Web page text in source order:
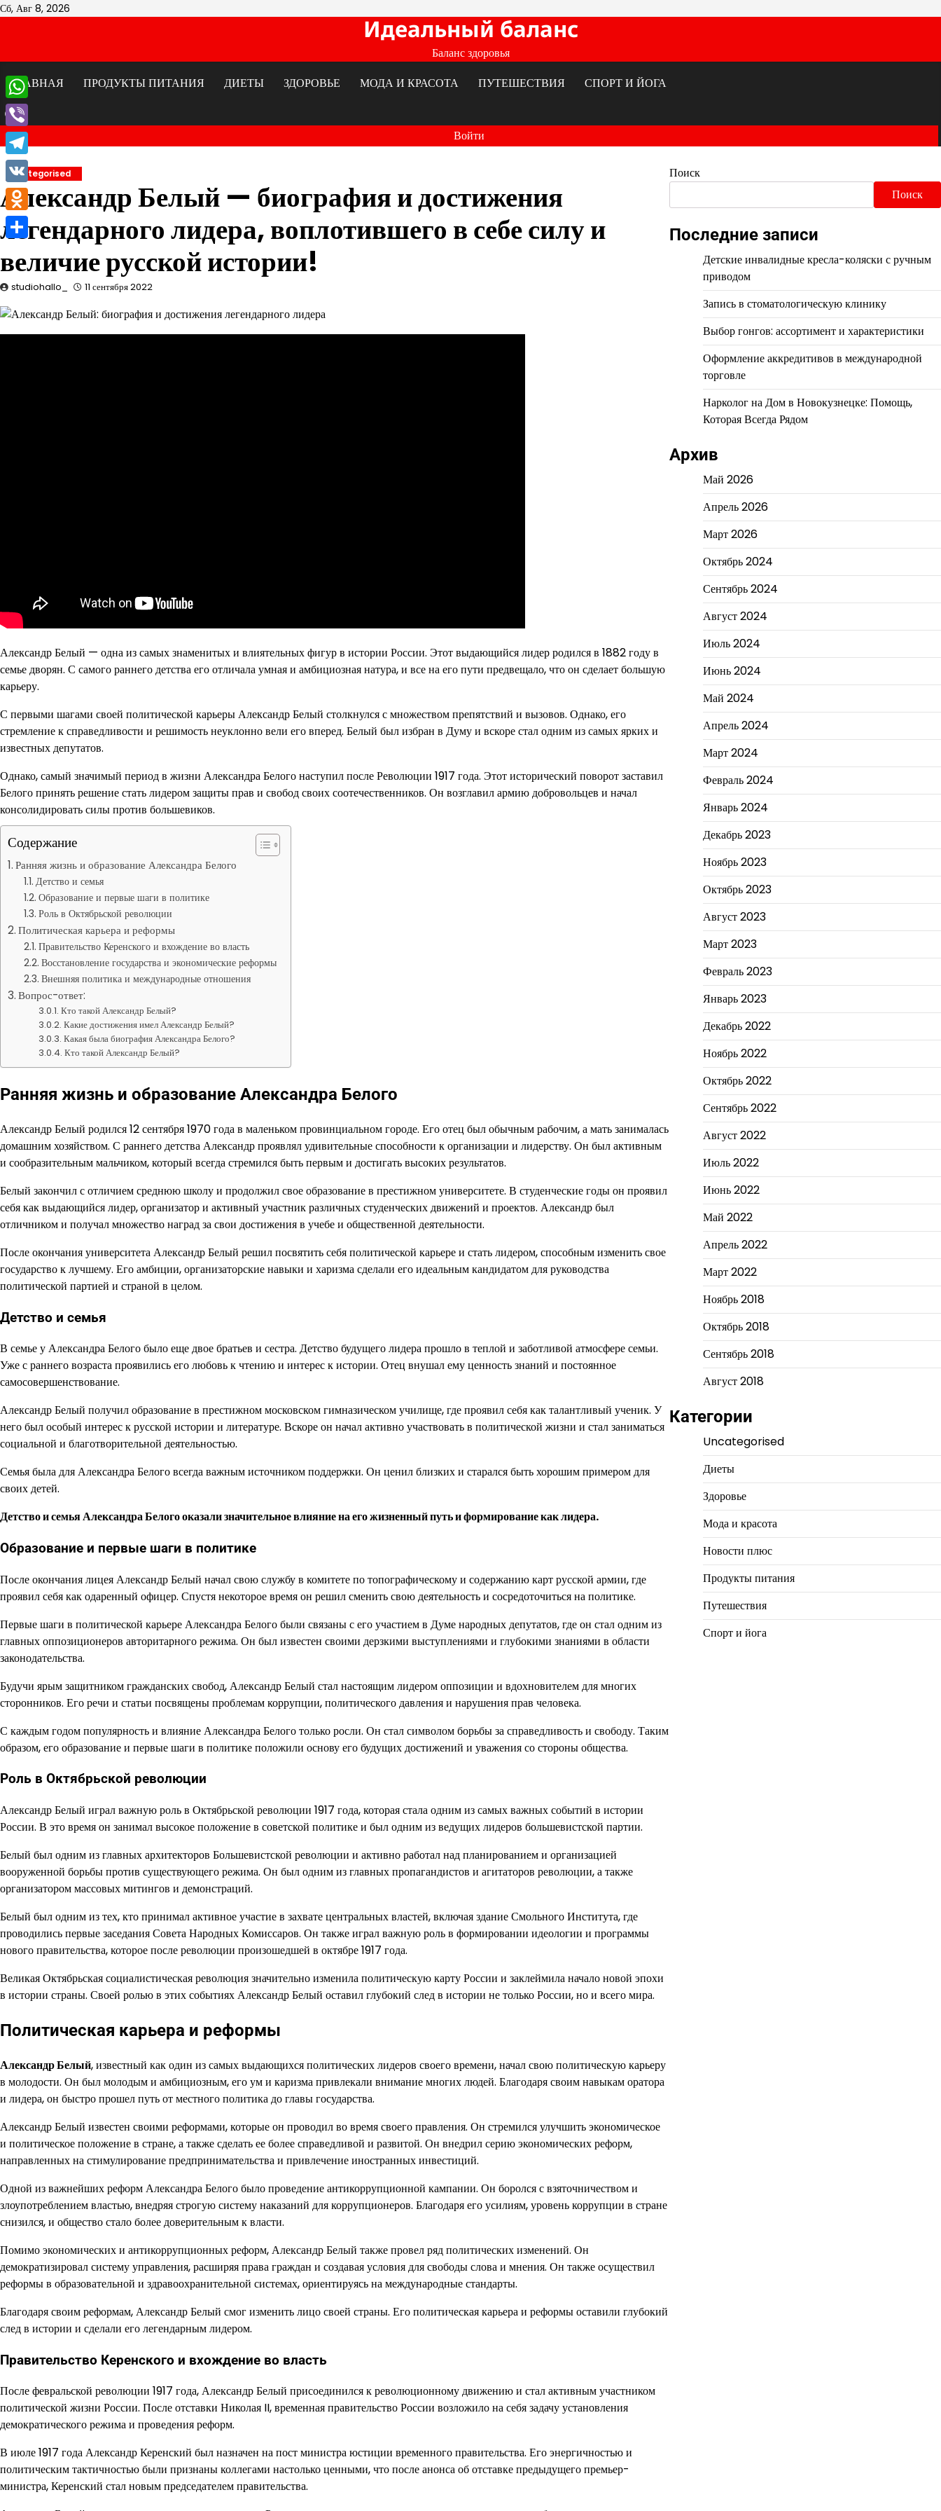
Перейти
Сб, Авг 8, 2026
Идеальный баланс
Баланс здоровья
ГЛАВНАЯ
ПРОДУКТЫ ПИТАНИЯ ДИЕТЫ ЗДОРОВЬЕ МОДА И КРАСОТА ПУТЕШЕСТВИЯ СПОРТ И ЙОГА
Войти
Uncategorised
Александр Белый — биография и достижения
легендарного лидера, воплотившего в себе силу и
величие русской истории!
studiohallo_ 11 сентября 2022
Александр Белый — одна из самых знаменитых и влиятельных фигур в истории России. Этот выдающийся лидер родился в 1882 году в
семье дворян. С самого раннего детства его отличала умная и амбициозная натура, и все на его пути предвещало, что он сделает большую
карьеру.
С первыми шагами своей политической карьеры Александр Белый столкнулся с множеством препятствий и вызовов. Однако, его
стремление к справедливости и решимость неуклонно вели его вперед. Белый был избран в Думу и вскоре стал одним из самых ярких и
известных депутатов.
Однако, самый значимый период в жизни Александра Белого наступил после Революции 1917 года. Этот исторический поворот заставил
Белого принять решение стать лидером защиты прав и свобод своих соотечественников. Он возглавил армию добровольцев и начал
консолидировать силы против большевиков.
Содержание
Ранняя жизнь и образование Александра Белого
Детство и семья
Образование и первые шаги в политике
Роль в Октябрьской революции
Политическая карьера и реформы
Правительство Керенского и вхождение во власть
Восстановление государства и экономические реформы
Внешняя политика и международные отношения
Вопрос-ответ:
Кто такой Александр Белый?
Какие достижения имел Александр Белый?
Какая была биография Александра Белого?
Кто такой Александр Белый?
Ранняя жизнь и образование Александра Белого
Александр Белый родился 12 сентября 1970 года в маленьком провинциальном городе. Его отец был обычным рабочим, а мать занималась
домашним хозяйством. С раннего детства Александр проявлял удивительные способности к организации и лидерству. Он был активным
и сообразительным мальчиком, который всегда стремился быть первым и достигать высоких результатов.
Белый закончил с отличием среднюю школу и продолжил свое образование в престижном университете. В студенческие годы он проявил
себя как выдающийся лидер, организатор и активный участник различных студенческих движений и проектов. Александр был
отличником и получал множество наград за свои достижения в учебе и общественной деятельности.
После окончания университета Александр Белый решил посвятить себя политической карьере и стать лидером, способным изменить свое
государство к лучшему. Его амбиции, организаторские навыки и харизма сделали его идеальным кандидатом для руководства
политической партией и страной в целом.
Детство и семья
В семье у Александра Белого было еще двое братьев и сестра. Детство будущего лидера прошло в теплой и заботливой атмосфере семьи.
Уже с раннего возраста проявились его любовь к чтению и интерес к истории. Отец внушал ему ценность знаний и постоянное
самосовершенствование.
Александр Белый получил образование в престижном московском гимназическом училище, где проявил себя как талантливый ученик. У
него был особый интерес к русской истории и литературе. Вскоре он начал активно участвовать в политической жизни и стал заниматься
социальной и благотворительной деятельностью.
Семья была для Александра Белого всегда важным источником поддержки. Он ценил близких и старался быть хорошим примером для
своих детей.
Детство и семья Александра Белого оказали значительное влияние на его жизненный путь и формирование как лидера.
Образование и первые шаги в политике
После окончания лицея Александр Белый начал свою службу в комитете по топографическому и содержанию карт русской армии, где
проявил себя как одаренный офицер. Спустя некоторое время он решил сменить свою деятельность и сосредоточиться на политике.
Первые шаги в политической карьере Александра Белого были связаны с его участием в Думе народных депутатов, где он стал одним из
главных оппозиционеров авторитарного режима. Он был известен своими дерзкими выступлениями и глубокими знаниями в области
законодательства.
Будучи ярым защитником гражданских свобод, Александр Белый стал настоящим лидером оппозиции и вдохновителем для многих
сторонников. Его речи и статьи посвящены проблемам коррупции, политического давления и нарушения прав человека.
С каждым годом популярность и влияние Александра Белого только росли. Он стал символом борьбы за справедливость и свободу. Таким
образом, его образование и первые шаги в политике положили основу его будущих достижений и уважения со стороны общества.
Роль в Октябрьской революции
Александр Белый играл важную роль в Октябрьской революции 1917 года, которая стала одним из самых важных событий в истории
России. В это время он занимал высокое положение в советской политике и был одним из ведущих лидеров большевистской партии.
Белый был одним из главных архитекторов Большевистской революции и активно работал над планированием и организацией
вооруженной борьбы против существующего режима. Он был одним из главных пропагандистов и агитаторов революции, а также
организатором массовых митингов и демонстраций.
Белый был одним из тех, кто принимал активное участие в захвате центральных властей, включая здание Смольного Института, где
проводились первые заседания Совета Народных Комиссаров. Он также играл важную роль в формировании идеологии и программы
нового правительства, которое после революции произошедшей в октябре 1917 года.
Великая Октябрьская социалистическая революция значительно изменила политическую карту России и заклеймила начало новой эпохи
в истории страны. Своей ролью в этих событиях Александр Белый оставил глубокий след в истории не только России, но и всего мира.
Политическая карьера и реформы
Александр Белый, известный как один из самых выдающихся политических лидеров своего времени, начал свою политическую карьеру
в молодости. Он был молодым и амбициозным, его ум и каризма привлекали внимание многих людей. Благодаря своим навыкам оратора
и лидера, он быстро прошел путь от местного политика до главы государства.
Александр Белый известен своими реформами, которые он проводил во время своего правления. Он стремился улучшить экономическое
и политическое положение в стране, а также сделать ее более справедливой и развитой. Он внедрил серию экономических реформ,
направленных на стимулирование предпринимательства и привлечение иностранных инвестиций.
Одной из важнейших реформ Александра Белого было проведение антикоррупционной кампании. Он боролся с взяточничеством и
злоупотреблением властью, внедряя строгую систему наказаний для коррупционеров. Благодаря его усилиям, уровень коррупции в стране
снизился, и общество стало более доверительным к власти.
Помимо экономических и антикоррупционных реформ, Александр Белый также провел ряд политических изменений. Он
демократизировал систему управления, расширяя права граждан и создавая условия для свободы слова и мнения. Он также осуществил
реформы в образовательной и здравоохранительной системах, ориентируясь на международные стандарты.
Благодаря своим реформам, Александр Белый смог изменить лицо своей страны. Его политическая карьера и реформы оставили глубокий
след в истории и сделали его легендарным лидером.
Правительство Керенского и вхождение во власть
После февральской революции 1917 года, Александр Белый присоединился к революционному движению и стал активным участником
политической жизни России. После отставки Николая II, временная правительство России возложило на себя задачу установления
демократического режима и проведения реформ.
В июле 1917 года Александр Керенский был назначен на пост министра юстиции временного правительства. Его энергичностью и
политическим тактичностью были признаны коллегами настолько ценными, что после анонса об отставке предыдущего премьер-
министра, Керенский стал новым председателем правительства.
Поиск
Поиск
Последние записи
Детские инвалидные кресла-коляски с ручным
приводом
Запись в стоматологическую клинику
Выбор гонгов: ассортимент и характеристики
Оформление аккредитивов в международной
торговле
Нарколог на Дом в Новокузнецке: Помощь,
Которая Всегда Рядом
Архив
Май 2026
Апрель 2026
Март 2026
Октябрь 2024
Сентябрь 2024
Август 2024
Июль 2024
Июнь 2024
Май 2024
Апрель 2024
Март 2024
Февраль 2024
Январь 2024
Декабрь 2023
Ноябрь 2023
Октябрь 2023
Август 2023
Март 2023
Февраль 2023
Январь 2023
Декабрь 2022
Ноябрь 2022
Октябрь 2022
Сентябрь 2022
Август 2022
Июль 2022
Июнь 2022
Май 2022
Апрель 2022
Март 2022
Ноябрь 2018
Октябрь 2018
Сентябрь 2018
Август 2018
Категории
Uncategorised
Диеты
Здоровье
Мода и красота
Новости плюс
Продукты питания
Путешествия
Спорт и йога
WhatsApp
Viber
Telegram
VK
Odnoklassniki